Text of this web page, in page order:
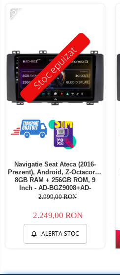
Stoc epuizat
-25%
Navigatie Seat Ateca (2016-
Prezent), Android, Z-Octacore /
8GB RAM + 256GB ROM, 9
Inch - AD-BGZ9008+AD-
BGRKIT001
2.999,00 RON
2.249,00 RON
ALERTA STOC